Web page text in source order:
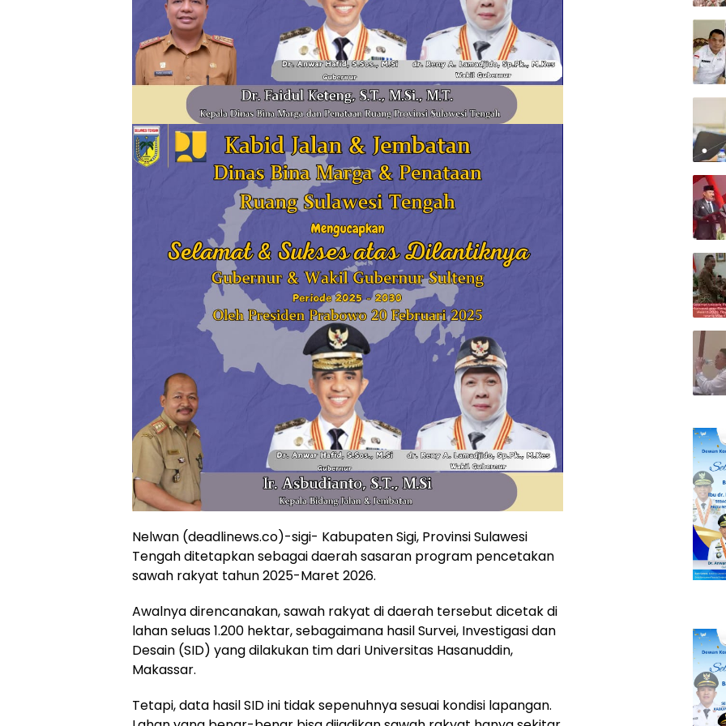
Nelwan (deadlinews.co)-sigi- Kabupaten Sigi, Provinsi Sulawesi
Tengah ditetapkan sebagai daerah sasaran program pencetakan
sawah rakyat tahun 2025-Maret 2026.
Awalnya direncanakan, sawah rakyat di daerah tersebut dicetak di
lahan seluas 1.200 hektar, sebagaimana hasil Survei, Investigasi dan
Desain (SID) yang dilakukan tim dari Universitas Hasanuddin,
Makassar.
Tetapi, data hasil SID ini tidak sepenuhnya sesuai kondisi lapangan.